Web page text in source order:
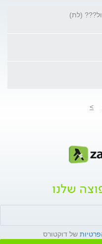
(לת)
>
שלנו
של דוקטורס